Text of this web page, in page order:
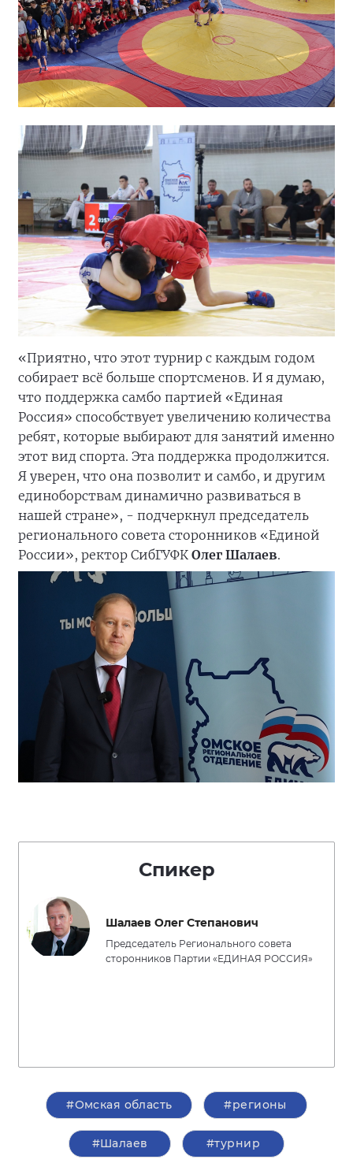
«Приятно, что этот турнир с каждым годом
собирает всё больше спортсменов. И я думаю,
что поддержка самбо партией «Единая
Россия» способствует увеличению количества
ребят, которые выбирают для занятий именно
этот вид спорта. Эта поддержка продолжится.
Я уверен, что она позволит и самбо, и другим
единоборствам динамично развиваться в
нашей стране», - подчеркнул председатель
регионального совета сторонников «Единой
России», ректор СибГУФК Олег Шалаев.
Спикер
Шалаев Олег Степанович
Председатель Регионального совета
сторонников Партии «ЕДИНАЯ РОССИЯ»
#Омская область #регионы
#Шалаев #турнир